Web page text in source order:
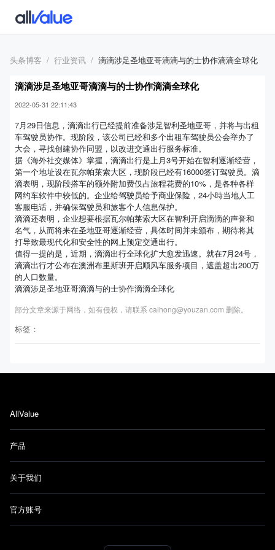
头条博客 行业资讯 滴滴涉足圣地亚哥滴滴与的士协作滴滴全球化
滴滴涉足圣地亚哥滴滴与的士协作滴滴全球化
2022-05-31 22:11:43
7月29日信息，滴滴出行已经提前准备涉足智利圣地亚哥，并将与出租
车驾驶员协作。现阶段，该公司已经和多个出租车驾驶员公会举办了
大会，寻找创建协作同盟，以改进交通出行服务标准。
据《海外社交媒体》掌握，滴滴出行是上月3号开始在智利逐渐经营，
第一个地址设在瓦尔帕莱索大区，现阶段已经有16000签订驾驶员。滴
滴表明，现阶段搭车的额外附加费仅占旅程花费的10%，是各种各样
网约车软件中较低的。企业给驾驶员给予商业保险，24小時当地人工
客服电话，并确保驾驶员和旅客个人信息保护。
滴滴还表明，企业想要根据瓦尔帕莱索大区在智利开启滴滴的声誉和
名气，从而将来在圣地亚哥逐渐经营，具体时间并未颁布，期待将其
打导致最现代化和安全性的网上预定交通出行。
值得一提的是，近期，滴滴出行全球化扩大愈发迅速。就在7月24号，
滴滴出行才公布在澳洲布里斯班开启顺风车服务项目，遮盖超出200万
的人口数量。
滴滴涉足圣地亚哥滴滴与的士协作滴滴全球化
部分文章来源于网络，如有侵权，请联系 caihong@youzan.com 删除。
标签：
AllValue
产品
关于我们
官方账号